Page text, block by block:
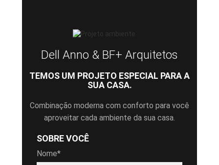
Dell Anno & BF+ Arquitetos
TEMOS UM PROJETO ESPECIAL PARA A
SUA CASA.
Combinação moderna com conforto para você
aproveitar cada ambiente da sua casa.
SOBRE VOCÊ
Nome*